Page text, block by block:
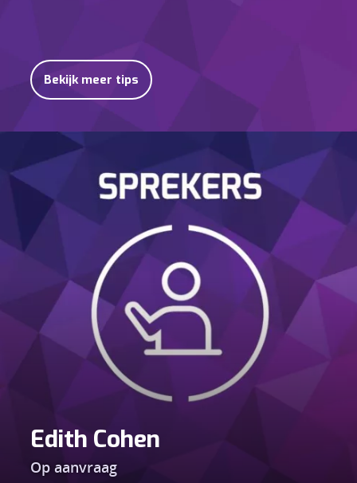
Bekijk meer tips
Edith Cohen
Op aanvraag